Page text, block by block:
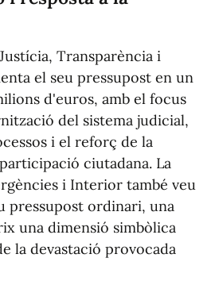
Transparència i
el seu pressupost en un
d'euros, amb el focus
del sistema judicial,
i el reforç de la
ciutadana. La
i Interior també veu
pressupost ordinari, una
una dimensió simbòlica
la devastació provocada